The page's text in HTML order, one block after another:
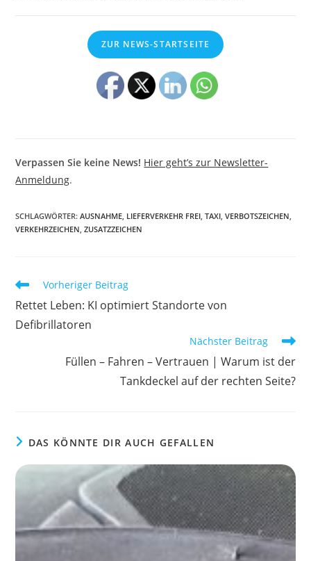
ZUR NEWS-STARTSEITE
Verpassen Sie keine News! Hier geht’s zur Newsletter-
Anmeldung.
SCHLAGWÖRTER:AUSNAHME, LIEFERVERKEHR FREI, TAXI, VERBOTSZEICHEN,
VERKEHRZEICHEN, ZUSATZZEICHEN
Weitere
ansehen
Vorheriger Beitrag
Rettet Leben: KI optimiert Standorte von
Defibrillatoren
Nächster Beitrag
Füllen – Fahren – Vertrauen | Warum ist der
Tankdeckel auf der rechten Seite?
DAS KÖNNTE DIR AUCH GEFALLEN